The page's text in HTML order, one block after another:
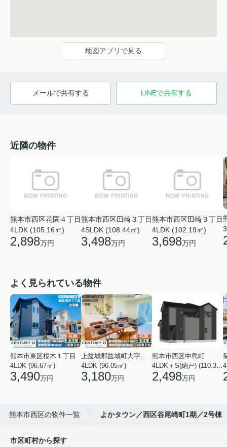
地図アプリで見る
メールで共有する LINEで共有する
近隣の物件
熊本市西区花園４丁目
4LDK (105.16㎡)
2,898万円
熊本市西区田崎３丁目
4SLDK (108.44㎡)
3,498万円
熊本市西区田崎３丁目
4LDK (102.19㎡)
3,698万円
よく見られている物件
熊本市東区桜木１丁目
4LDK (96.67㎡)
3,490万円
上益城郡益城町大字広崎
4LDK (96.05㎡)
3,180万円
熊本市西区中島町
4LDK＋S(納戸) (110.37㎡)
2,498万円
熊本市西区の物件一覧 よかタウン／西区谷尾崎町1期／2号棟
市区町村から探す